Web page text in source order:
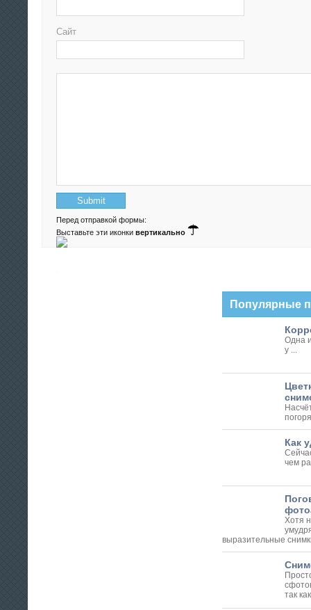
Сайт
Перед отправкой формы:
Выставьте эти иконки вертикально
Популярные
Одна
у ...
Как
чем
Хотя
выразительные
так